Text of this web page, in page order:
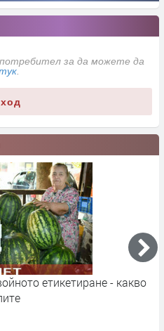
за да можете да
етикетиране - какво